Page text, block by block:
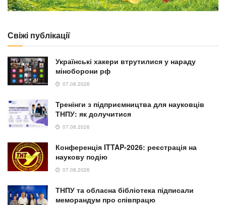
Свіжі публікації
Українські хакери втрутилися у нараду
міноборони рф
07.08.2026
Тренінги з підприємництва для науковців
ТНПУ: як долучитися
07.08.2026
Конференція ITTAP-2026: реєстрація на
наукову подію
07.08.2026
ТНПУ та обласна бібліотека підписали
меморандум про співпрацю